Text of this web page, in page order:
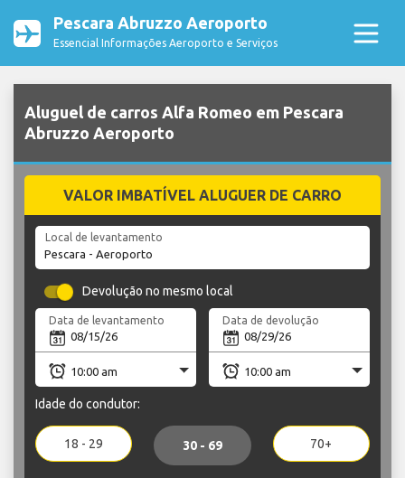
Pescara Abruzzo Aeroporto
Essencial Informações Aeroporto e Serviços
Aluguel de carros Alfa Romeo em Pescara
Abruzzo Aeroporto
VALOR IMBATÍVEL ALUGUER DE CARRO
Local de levantamento
Devolução no mesmo local
Data de levantamento Data de devolução
Idade do condutor:
18 - 29 30 - 69 70+